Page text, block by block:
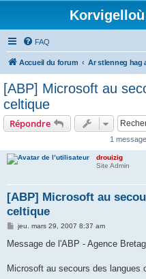
Korvigelloù
FAQ
Accueil du forum
[ABP] Microsoft au
celtique
Répondre
1
drouizig
Site Admin
[ABP] Microsoft au
celtique
M
s
g
jeu. mars 29, 2007 8:37 am
Message de l'ABP - Agence
Microsoft au secours des langues